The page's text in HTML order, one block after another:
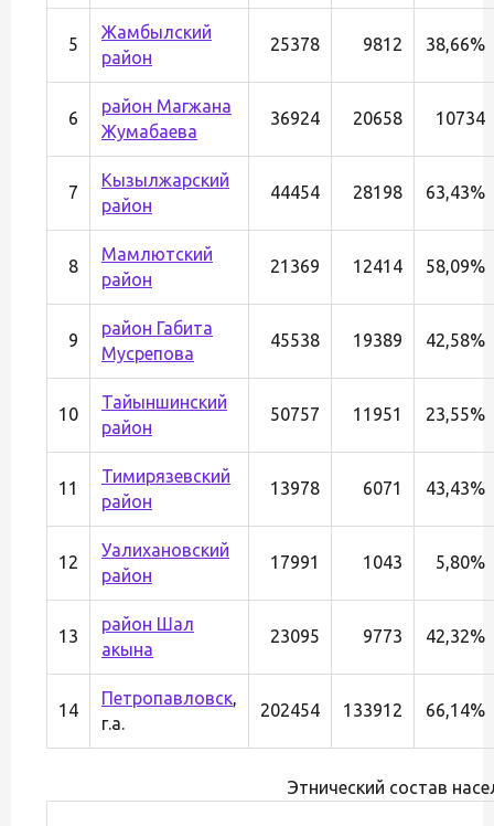
5
Жамбылский
район
25378 9812 38,66%
6
район Магжана
Жумабаева
36924 20658 10734
7
Кызылжарский
район
44454 28198 63,43%
8
Мамлютский
район
21369 12414 58,09%
9
район Габита
Мусрепова
45538 19389 42,58%
10
Тайыншинский
район
50757 11951 23,55%
11
Тимирязевский
район
13978 6071 43,43%
12
Уалихановский
район
17991 1043 5,80%
13
район Шал
акына
23095 9773 42,32%
14
Петропавловск,
г.а.
202454 133912 66,14%
Этнический состав